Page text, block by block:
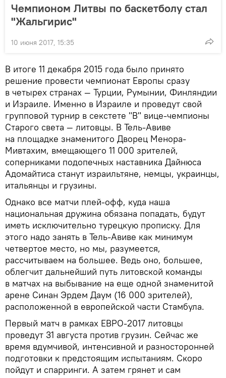
Чемпионом Литвы по баскетболу стал
"Жальгирис"
10 июня 2017, 15:35
В итоге 11 декабря 2015 года было принято
решение провести чемпионат Европы сразу
в четырех странах — Турции, Румынии, Финляндии
и Израиле. Именно в Израиле и проведут свой
групповой турнир в секстете "В" вице-чемпионы
Старого света — литовцы. В Тель-Авиве
на площадке знаменитого Дворец Менора-
Мивтахим, вмещающего 11 000 зрителей,
соперниками подопечных наставника Дайнюса
Адомайтиса станут израильтяне, немцы, украинцы,
итальянцы и грузины.
Однако все матчи плей-офф, куда наша
национальная дружина обязана попадать, будут
иметь исключительно турецкую прописку. Для
этого надо занять в Тель-Авиве как минимум
четвертое место, но мы, разумеется,
рассчитываем на большее. Ведь оно, большее,
облегчит дальнейший путь литовской команды
в матчах на выбывание на еще одной знаменитой
арене Синан Эрдем Даум (16 000 зрителей),
расположенной в европейской части Стамбула.
Первый матч в рамках ЕВРО-2017 литовцы
проведут 31 августа против грузин. Сейчас же
время вдумчивой, интенсивной и разносторонней
подготовки к предстоящим испытаниям. Скоро
пойдут и спарринги. А затем грянет и сам